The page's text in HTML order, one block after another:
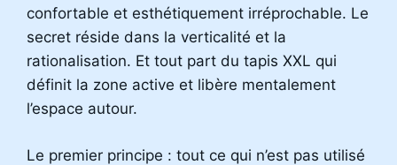
confortable et esthétiquement irréprochable. Le
secret réside dans la verticalité et la
rationalisation. Et tout part du tapis XXL qui
définit la zone active et libère mentalement
l’espace autour.
Le premier principe : tout ce qui n’est pas utilisé